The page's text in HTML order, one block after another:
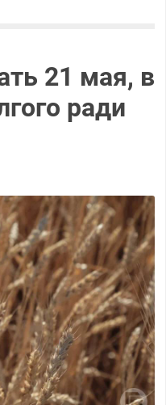
21 мая, в
ради